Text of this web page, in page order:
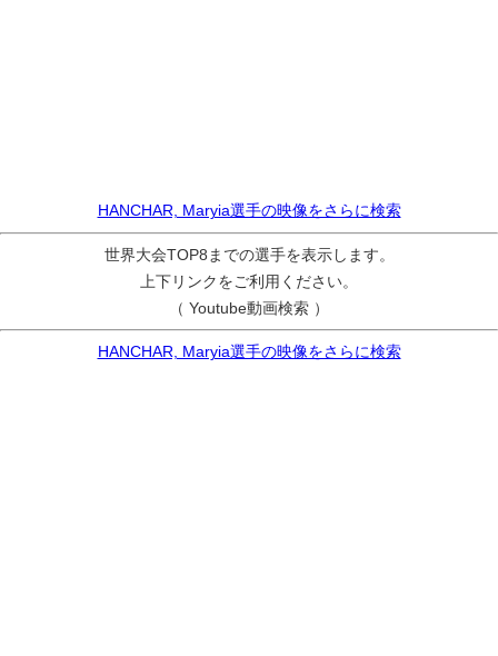
HANCHAR, Maryia選手の映像をさらに検索
世界大会TOP8までの選手を表示します。
上下リンクをご利用ください。
（ Youtube動画検索 ）
HANCHAR, Maryia選手の映像をさらに検索